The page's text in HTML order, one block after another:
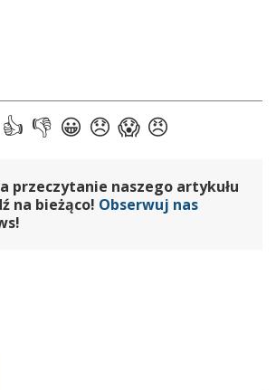
przeczytanie naszego artykułu
na bieżąco! Obserwuj nas